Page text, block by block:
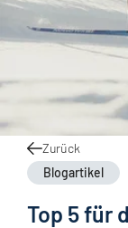
Zurück
Blogartikel
Top 5 für